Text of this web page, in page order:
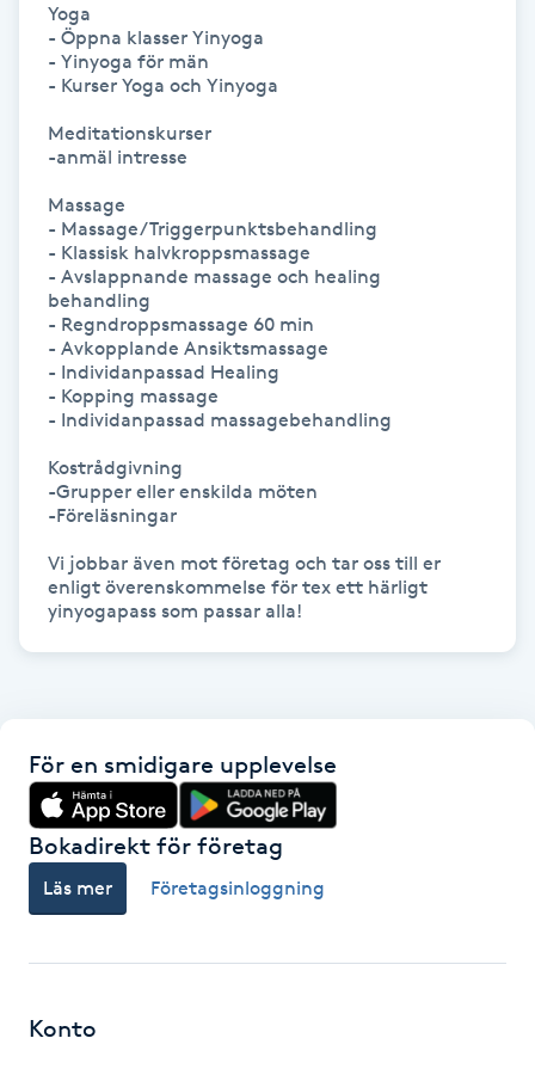
Herrklippning
Hot Stone Massage
Hot yoga
Hudföryngring
Hudvård
Hyaluronsyra
Hyperhidros
Hårborttagning
Hårbottenbehandling
Hårförlängning
Yoga
- Öppna klasser Yinyoga
- Yinyoga för män
- Kurser Yoga och Yinyoga
Meditationskurser
-anmäl intresse
Massage
- Massage/Triggerpunktsbehandling
- Klassisk halvkroppsmassage
- Avslappnande massage och healing
behandling
- Regndroppsmassage 60 min
- Avkopplande Ansiktsmassage
- Individanpassad Healing
- Kopping massage
- Individanpassad massagebehandling
Kostrådgivning
-Grupper eller enskilda möten
-Föreläsningar
Vi jobbar även mot företag och tar oss till er
enligt överenskommelse för tex ett härligt
yinyogapass som passar alla!
För en smidigare upplevelse
Bokadirekt för företag
Läs mer Företagsinloggning
Konto